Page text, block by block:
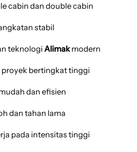
cabin dan double cabin
stabil
teknologi Alimakmodern
bertingkat tinggi
dan efisien
dan tahan lama
pada intensitas tinggi